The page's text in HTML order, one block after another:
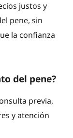
justos y
pene, sin
la confianza
del pene?
previa,
y atención